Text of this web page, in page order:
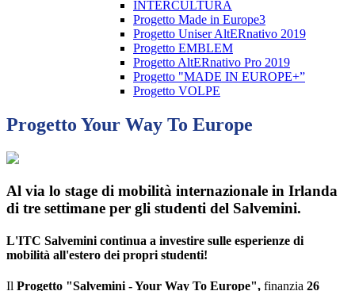
INTERCULTURA
Progetto Made in Europe3
Progetto Uniser AltERnativo 2019
Progetto EMBLEM
Progetto AltERnativo Pro 2019
Progetto "MADE IN EUROPE+”
Progetto VOLPE
Progetto Your Way To Europe
Al via lo stage di mobilità internazionale in Irlanda
di tre settimane per gli studenti del Salvemini.
L'ITC Salvemini continua a investire sulle esperienze di
mobilità all'estero dei propri studenti!
Il Progetto "Salvemini - Your Way To Europe", finanzia 26